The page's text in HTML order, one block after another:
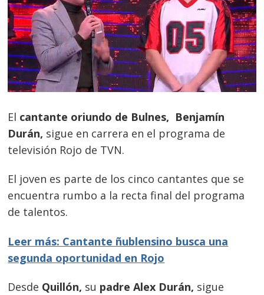
El cantante oriundo de Bulnes, Benjamín
Durán, sigue en carrera en el programa de
televisión Rojo de TVN.
El joven es parte de los cinco cantantes que se
encuentra rumbo a la recta final del programa
de talentos.
Leer más: Cantante ñublensino busca una
segunda oportunidad en Rojo
Desde Quillón, su padre Alex Durán, sigue